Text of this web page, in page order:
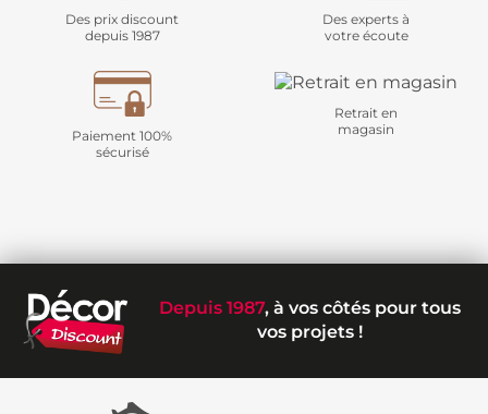
Des prix discount
depuis 1987
Des experts à
votre écoute
Paiement 100%
sécurisé
Retrait en
magasin
Depuis 1987, à vos côtés pour tous
vos projets !